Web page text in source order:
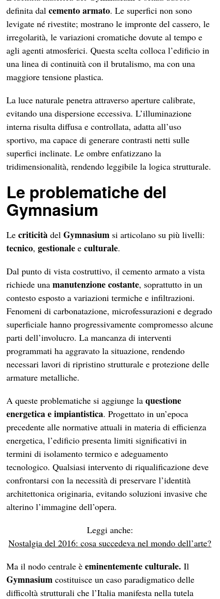
definita dalcemento armato. Le superfici non sono
levigate né rivestite; mostrano le impronte del cassero, le
irregolarità, le variazioni cromatiche dovute al tempo e
agli agenti atmosferici. Questa scelta colloca l’edificio in
una linea di continuità con il brutalismo, ma con una
maggiore tensione plastica.
La luce naturale penetra attraverso aperture calibrate,
evitando una dispersione eccessiva. L’illuminazione
interna risulta diffusa e controllata, adatta all’uso
sportivo, ma capace di generare contrasti netti sulle
superfici inclinate. Le ombre enfatizzano la
tridimensionalità, rendendo leggibile la logica strutturale.
Le problematiche del
Gymnasium
LecriticitàdelGymnasium si articolano su più livelli:
tecnico,gestionaleeculturale.
Dal punto di vista costruttivo, il cemento armato a vista
richiede unamanutenzione costante, soprattutto in un
contesto esposto a variazioni termiche e infiltrazioni.
Fenomeni di carbonatazione, microfessurazioni e degrado
superficiale hanno progressivamente compromesso alcune
parti dell’involucro. La mancanza di interventi
programmati ha aggravato la situazione, rendendo
necessari lavori di ripristino strutturale e protezione delle
armature metalliche.
A queste problematiche si aggiunge laquestione
energetica e impiantistica. Progettato in un’epoca
precedente alle normative attuali in materia di efficienza
energetica, l’edificio presenta limiti significativi in
termini di isolamento termico e adeguamento
tecnologico. Qualsiasi intervento di riqualificazione deve
confrontarsi con la necessità di preservare l’identità
architettonica originaria, evitando soluzioni invasive che
alterino l’immagine dell’opera.
Leggi anche:
Nostalgia del 2016: cosa succedeva nel mondo dell’arte?
Ma il nodo centrale èeminentemente culturale. Il
Gymnasiumcostituisce un caso paradigmatico delle
difficoltà strutturali che l’Italia manifesta nella tutela